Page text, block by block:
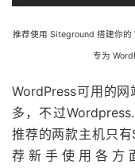
推荐使用 Siteground 搭建你的
专为
WordPress可用的
多，不过
推荐的两款主机只
荐新手使用各方